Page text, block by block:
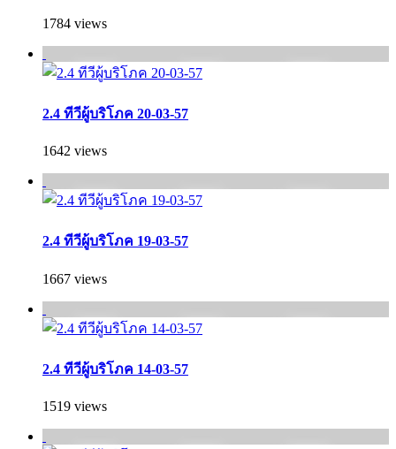
1784 views
2.4 ทีวีผู้บริโภค 20-03-57
1642 views
2.4 ทีวีผู้บริโภค 19-03-57
1667 views
2.4 ทีวีผู้บริโภค 14-03-57
1519 views